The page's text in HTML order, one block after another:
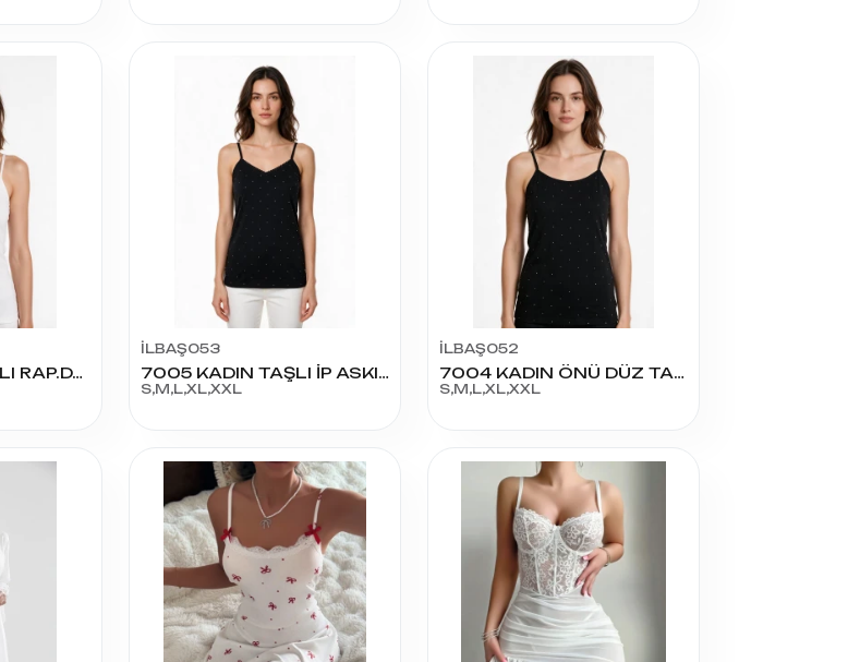
1802 KADIN ASKILI RAP.DANTELLİ ATLET
İLBAŞ053
7005 KADIN TAŞLI İP ASKI İNCE DANTEL ATLET
S,M,L,XL,XXL
İLBAŞ052
7004 KADIN ÖNÜ DÜZ TAŞLI ATLET
S,M,L,XL,XXL